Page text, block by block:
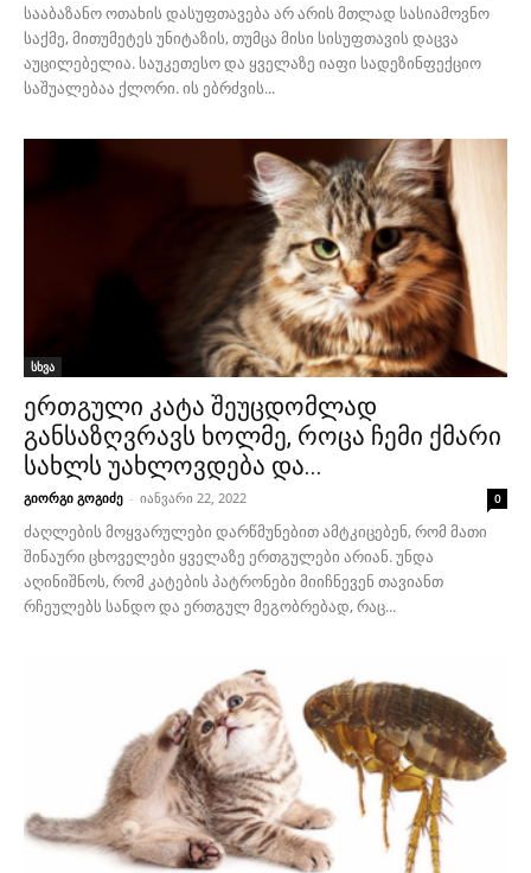
სააბაზანო ოთახის დასუფთავება არ არის მთლად სასიამოვნო
საქმე, მითუმეტეს უნიტაზის, თუმცა მისი სისუფთავის დაცვა
აუცილებელია. საუკეთესო და ყველაზე იაფი სადეზინფექციო
საშუალებაა ქლორი. ის ებრძვის...
სხვა
ერთგული კატა შეუცდომლად
განსაზღვრავს ხოლმე, როცა ჩემი ქმარი
სახლს უახლოვდება და...
გიორგი გოგიძე - იანვარი 22, 2022 0
ძაღლების მოყვარულები დარწმუნებით ამტკიცებენ, რომ მათი
შინაური ცხოველები ყველაზე ერთგულები არიან. უნდა
აღინიშნოს, რომ კატების პატრონები მიიჩნევენ თავიანთ
რჩეულებს სანდო და ერთგულ მეგობრებად, რაც...